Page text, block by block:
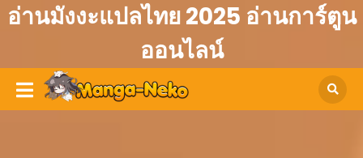
อ่านมังงะแปลไทย 2025 อ่านการ์ตูน
ออนไลน์